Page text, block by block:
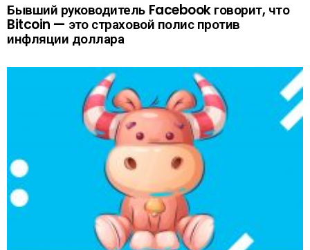
Бывший руководитель Facebook говорит, что
Bitcoin — это страховой полис против
инфляции доллара